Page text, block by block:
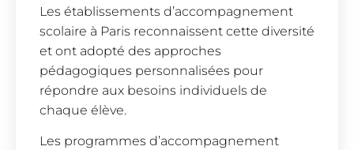
Les établissements d’accompagnement
scolaire à Paris reconnaissent cette diversité
et ont adopté des approches
pédagogiques personnalisées pour
répondre aux besoins individuels de
chaque élève.
Les programmes d’accompagnement